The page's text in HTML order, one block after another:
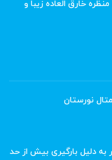
خارق العاده زیبا و
نورستان
به دلیل بارگیری بیش از حد